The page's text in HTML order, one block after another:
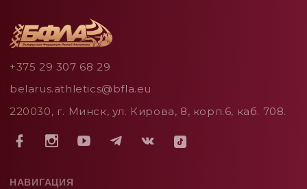
+375 29 307 68 29
belarus.athletics@bfla.eu
220030, г. Минск, ул. Кирова, 8, корп.6, каб. 708.
НАВИГАЦИЯ